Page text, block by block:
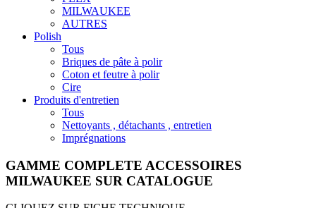
MILWAUKEE
AUTRES
Polish
Tous
Briques de pâte à polir
Coton et feutre à polir
Cire
Produits d'entretien
Tous
Nettoyants , détachants , entretien
Imprégnations
GAMME COMPLETE ACCESSOIRES
MILWAUKEE SUR CATALOGUE